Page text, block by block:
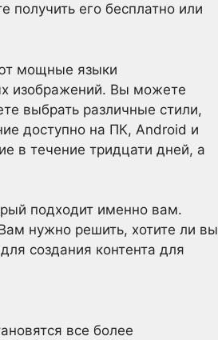
его бесплатно или
мощные языки
изображений. Вы можете
выбрать различные стили,
доступно на ПК, Android и
в течение тридцати дней, а
подходит именно вам.
нужно решить, хотите ли вы
создания контента для
все более